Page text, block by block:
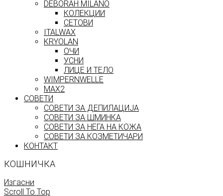
DEBORAH MILANO
КОЛЕКЦИИ
СЕТОВИ
ITALWAX
KRYOLAN
ОЧИ
УСНИ
ЛИЦЕ И ТЕЛО
WIMPERNWELLE
MAX2
СОВЕТИ
СОВЕТИ ЗА ДЕПИЛАЦИЈА
СОВЕТИ ЗА ШМИНКА
СОВЕТИ ЗА НЕГА НА КОЖА
СОВЕТИ ЗА КОЗМЕТИЧАРИ
КОНТАКТ
КОШНИЧКА
Изгасни
Scroll To Top